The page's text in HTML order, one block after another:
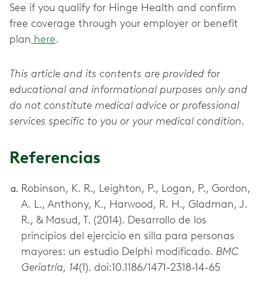
See if you qualify for Hinge Health and confirm
free coverage through your employer or benefit
plan here.
This article and its contents are provided for
educational and informational purposes only and
do not constitute medical advice or professional
services specific to you or your medical condition.
Referencias
Robinson, K. R., Leighton, P., Logan, P., Gordon,
A. L., Anthony, K., Harwood, R. H., Gladman, J.
R., & Masud, T. (2014). Desarrollo de los
principios del ejercicio en silla para personas
mayores: un estudio Delphi modificado. BMC
Geriatría, 14(1). doi:10.1186/1471-2318-14-65